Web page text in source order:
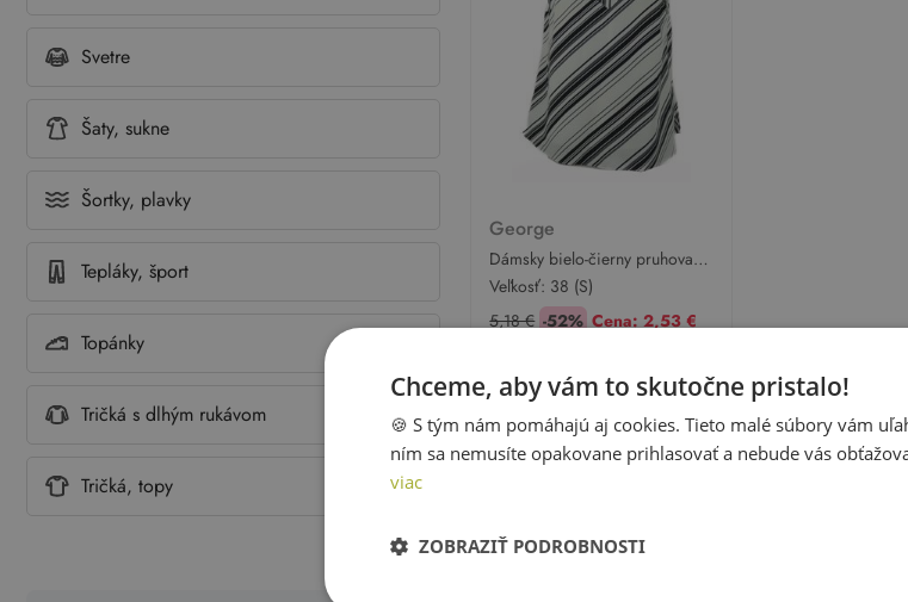
Svetre
Šaty, sukne
Šortky, plavky
Tepláky, šport
Topánky
Tričká s dlhým rukávom
Tričká, topy
George
Dámsky bielo-čierny pruhovaný
voľné ý top George
Veľkosť: 38 (S)
5,18 € -52% Cena:2,53 €
Pridať do košíka
Chceme, aby vám to skutočne pristalo!
🍪 S tým nám pomáhajú aj cookies. Tieto malé súbory vám
ním sa nemusíte opakovane prihlasovať a nebude vás
viac
ZOBRAZIŤ PODROBNOSTI